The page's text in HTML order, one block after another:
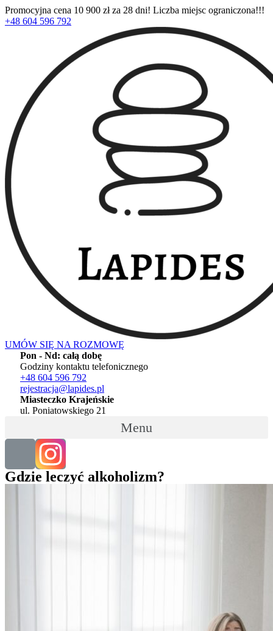
Promocyjna cena 10 900 zł za 28 dni! Liczba miejsc ograniczona!!!
+48 604 596 792
UMÓW SIĘ NA ROZMOWĘ
Pon - Nd: całą dobę
Godziny kontaktu telefonicznego
+48 604 596 792
rejestracja@lapides.pl
Miasteczko Krajeńskie
ul. Poniatowskiego 21
Menu
Gdzie leczyć alkoholizm?